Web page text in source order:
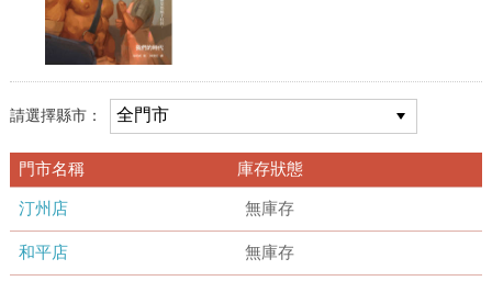
請選擇縣市：
門市名稱 庫存狀態
汀州店 無庫存
和平店 無庫存